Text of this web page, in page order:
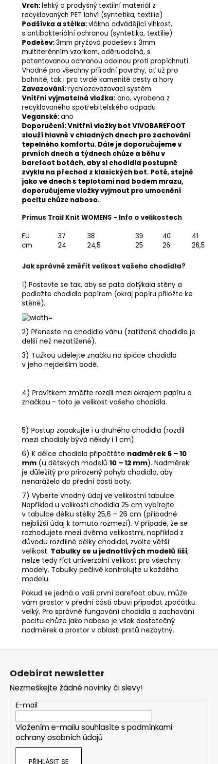
Vrch:lehký a prodyšný textilní materiál z
recyklovaných PET lahví (syntetika, textilie)
Podšívka a stélka:vlákno odvádějící vlhkost,
s antibakteriální ochranou (syntetika, textílie)
Podešev:3mm pryžová podešev s 3mm
multiterénním vzorkem, oděruodolná, s
patentovanou ochranou odolnou proti propíchnutí.
Vhodné pro všechny přírodní povrchy, ať už pro
bahnité, tak i pro tvrdé kamenité cesty a hory
Zavazování: rychlozavazovací systém
Vnitřní vyjmatelná vložka: ano, vyrobena z
recyklovaného spotřebitelského odpadu
Veganské:ano
Doporučení: Vnitřní vložky bot VIVOBAREFOOT
slouží hlavně v chladných dnech pro zachování
tepelného komfortu. Dále je doporučujeme v
prvních dnech a týdnech chůze a běhu v
barefoot botách, aby si chodidla postupně
zvykla na přechod z klasických bot. Poté, stejně
jako ve dnech s teplotami nad bodem mrazu,
doporučujeme vložky vyjmout pro umocnění
pocitu chůze naboso.
Primus Trail Knit WOMENS - Info o velikostech
EU 37 38 39 40
41
cm
24 24,5 25 26 26,5
Jak správně změřit velikost vašeho chodidla?
1) Postavte se tak, aby se pata dotýkala stěny a
podložte chodidlo papírem (okraj papíru přiložte ke
stěně).
2) Přeneste na chodidlo váhu (zatížené chodidlo je
delší než nezatížené).
3) Tužkou udělejte značku na špičce chodidla
v jeho nejdelším bodě.
4) Pravítkem změřte rozdíl mezi okrajem papíru a
značkou - toto je velikost vašeho chodidla.
5) Postup zopakujte i u druhého chodidla (rozdíl
mezi chodidly bývá někdy i 1 cm).
6) K délce chodidla připočtěte nadměrek 6 – 10
mm (u dětských modelů 10 – 12 mm). Nadměrek
je důležitý pro přirozený pohyb chodidla, aby
nenaráželo do přední části boty.
7) Vyberte vhodný údaj ve velikostní tabulce.
Například u velikosti chodidla 25 cm vybírejte
v tabulce délku stélky 25,6 – 26 cm (případně
nejbližší údaj k tomuto rozmezí). V případě, že se
rozhodujete mezi dvěma velikostmi, například z
důvodu rozdílné délky chodidel, zvolte větší
velikost. Tabulky se u jednotlivých modelů liší,
nelze tedy říct univerzální velikost pro všechny
modely. Tabulky pečlivě kontrolujte u každého
modelu.
Pokud se jedná o vaši první barefoot obuv, může
vám prostor v přední části obuvi připadat zpočátku
velký. Pro správné fungování chodidla a zachování
pocitu chůze jako naboso je však dostatečný
nadměrek a prostor v oblasti prstů nezbytný.
Odebírat newsletter
Nezmeškejte žádné novinky či slevy!
E-mail
Vložením e-mailu souhlasíte s podmínkami
ochrany osobních údajů
PŘIHLÁSIT SE